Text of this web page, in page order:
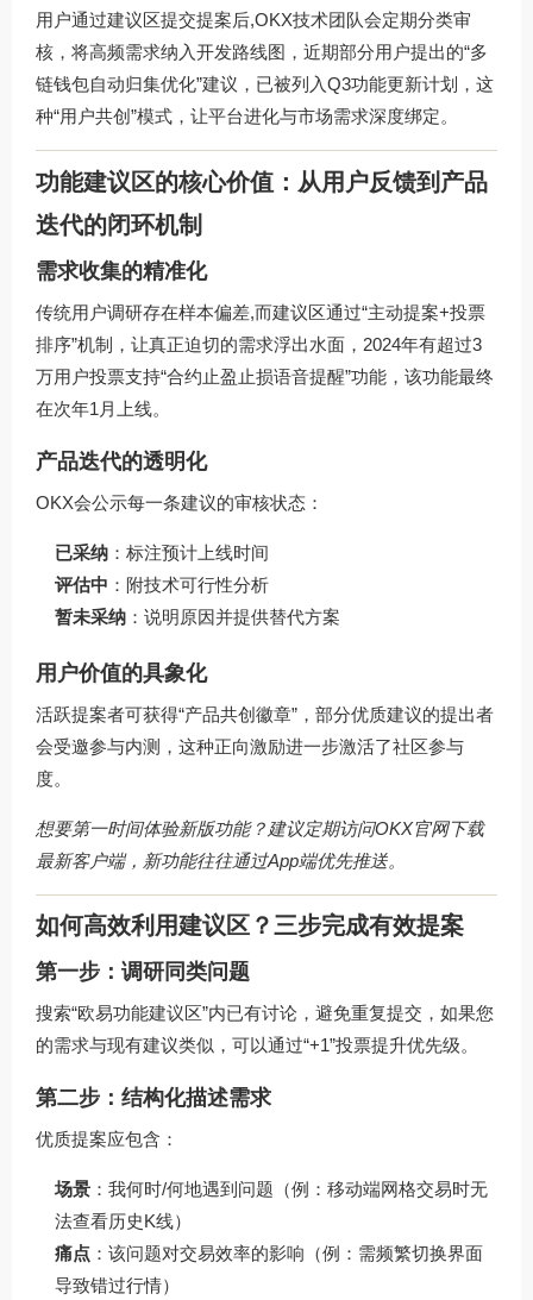
用户通过建议区提交提案后,OKX技术团队会定期分类审
核，将高频需求纳入开发路线图，近期部分用户提出的“多
链钱包自动归集优化”建议，已被列入Q3功能更新计划，这
种“用户共创”模式，让平台进化与市场需求深度绑定。
功能建议区的核心价值：从用户反馈到产品
迭代的闭环机制
需求收集的精准化
传统用户调研存在样本偏差,而建议区通过“主动提案+投票
排序”机制，让真正迫切的需求浮出水面，2024年有超过3
万用户投票支持“合约止盈止损语音提醒”功能，该功能最终
在次年1月上线。
产品迭代的透明化
OKX会公示每一条建议的审核状态：
已采纳 ：标注预计上线时间
评估中 ：附技术可行性分析
暂未采纳 ：说明原因并提供替代方案
用户价值的具象化
活跃提案者可获得“产品共创徽章”，部分优质建议的提出者
会受邀参与内测，这种正向激励进一步激活了社区参与
度。
想要第一时间体验新版功能？建议定期访问OKX官网下载
最新客户端，新功能往往通过App端优先推送。
如何高效利用建议区？三步完成有效提案
第一步：调研同类问题
搜索“欧易功能建议区”内已有讨论，避免重复提交，如果您
的需求与现有建议类似，可以通过“+1”投票提升优先级。
第二步：结构化描述需求
优质提案应包含：
场景 ：我何时/何地遇到问题（例：移动端网格交易时无
法查看历史K线）
痛点 ：该问题对交易效率的影响（例：需频繁切换界面
导致错过行情）